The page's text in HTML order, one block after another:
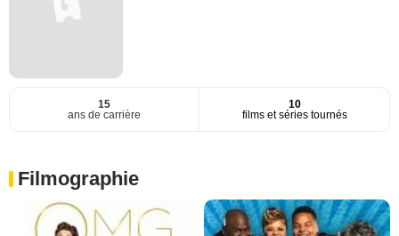
15
ans de carrière
10
films et séries tournés
Filmographie